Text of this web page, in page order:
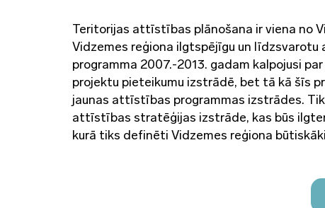
Teritorijas attīstības plānošana ir viena no
Vidzemes reģiona ilgtspējīgu un
programma 2007.-2013. gadam kalpojusi
projektu pieteikumu izstrādē, bet tā kā šīs
jaunas attīstības programmas izstrādes.
attīstības stratēģijas izstrāde, kas būs
kurā tiks definēti Vidzemes reģiona